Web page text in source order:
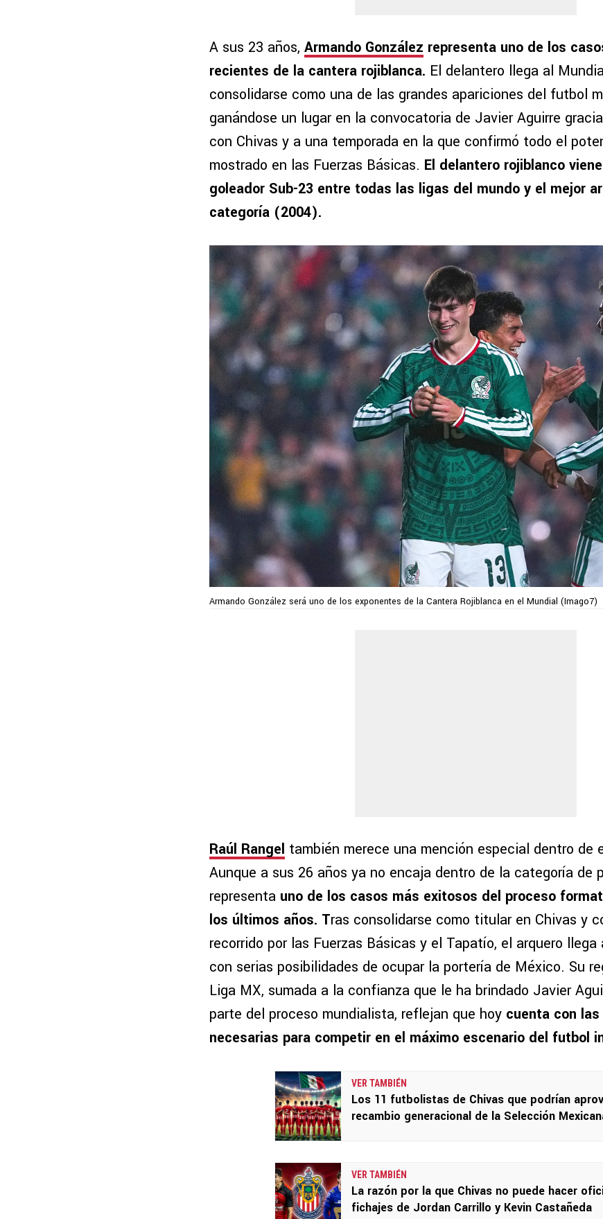
A sus 23 años, Armando González representa uno de los
recientes de la cantera rojiblanca. El delantero llega al
consolidarse como una de las grandes apariciones del futbol
ganándose un lugar en la convocatoria de Javier Aguirre
con Chivas y a una temporada en la que confirmó todo el
mostrado en las Fuerzas Básicas. El delantero rojiblanco
goleador Sub-23 entre todas las ligas del mundo y el mejor
categoría (2004).
Armando González será uno de los exponentes de la Cantera Rojiblanca en el Mundial (Imago7)
Raúl Rangel también merece una mención especial dentro de
Aunque a sus 26 años ya no encaja dentro de la categoría de
representa uno de los casos más exitosos del proceso
los últimos años. Tras consolidarse como titular en Chivas y
recorrido por las Fuerzas Básicas y el Tapatío, el arquero
con serias posibilidades de ocupar la portería de México. Su
Liga MX, sumada a la confianza que le ha brindado Javier
parte del proceso mundialista, reflejan que hoy cuenta con
necesarias para competir en el máximo escenario del futbol
VER TAMBIÉN
Los 11 futbolistas de Chivas que podrían
recambio generacional de la Selección
VER TAMBIÉN
La razón por la que Chivas no puede hacer
fichajes de Jordan Carrillo y Kevin Castañeda